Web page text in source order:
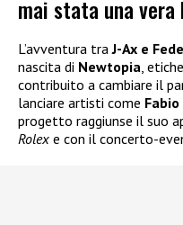
mai stata una
L’avventura traJ-Ax e
nascita di Newtopia ,
contribuito a cambiare il
lanciare artisti come
progetto raggiunse il suo
Rolex e con il concerto-